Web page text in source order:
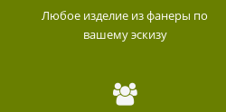
Любое изделие из фанеры по
вашему эскизу